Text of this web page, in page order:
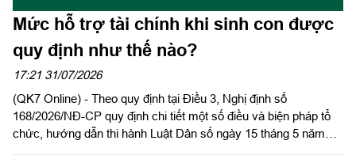
Mức hỗ trợ tài chính khi sinh con được
quy định như thế nào?
17:21 31/07/2026
(QK7 Online) - Theo quy định tại Điều 3, Nghị định số
168/2026/NĐ-CP quy định chi tiết một số điều và biện pháp tổ
chức, hướng dẫn thi hành Luật Dân số ngày 15 tháng 5 năm